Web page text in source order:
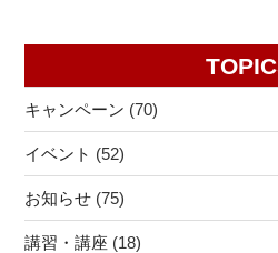
キャンペーン (70)
イベント (52)
お知らせ (75)
講習・講座 (18)